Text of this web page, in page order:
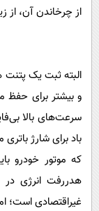
از چرخاندن آن،
البته ثبت یک
و بیشتر برای حفظ
سرعت‌های بالا
باد برای شارژ
که موتور خودرو
هدررفت انرژی در
غیراقتصادی است؛